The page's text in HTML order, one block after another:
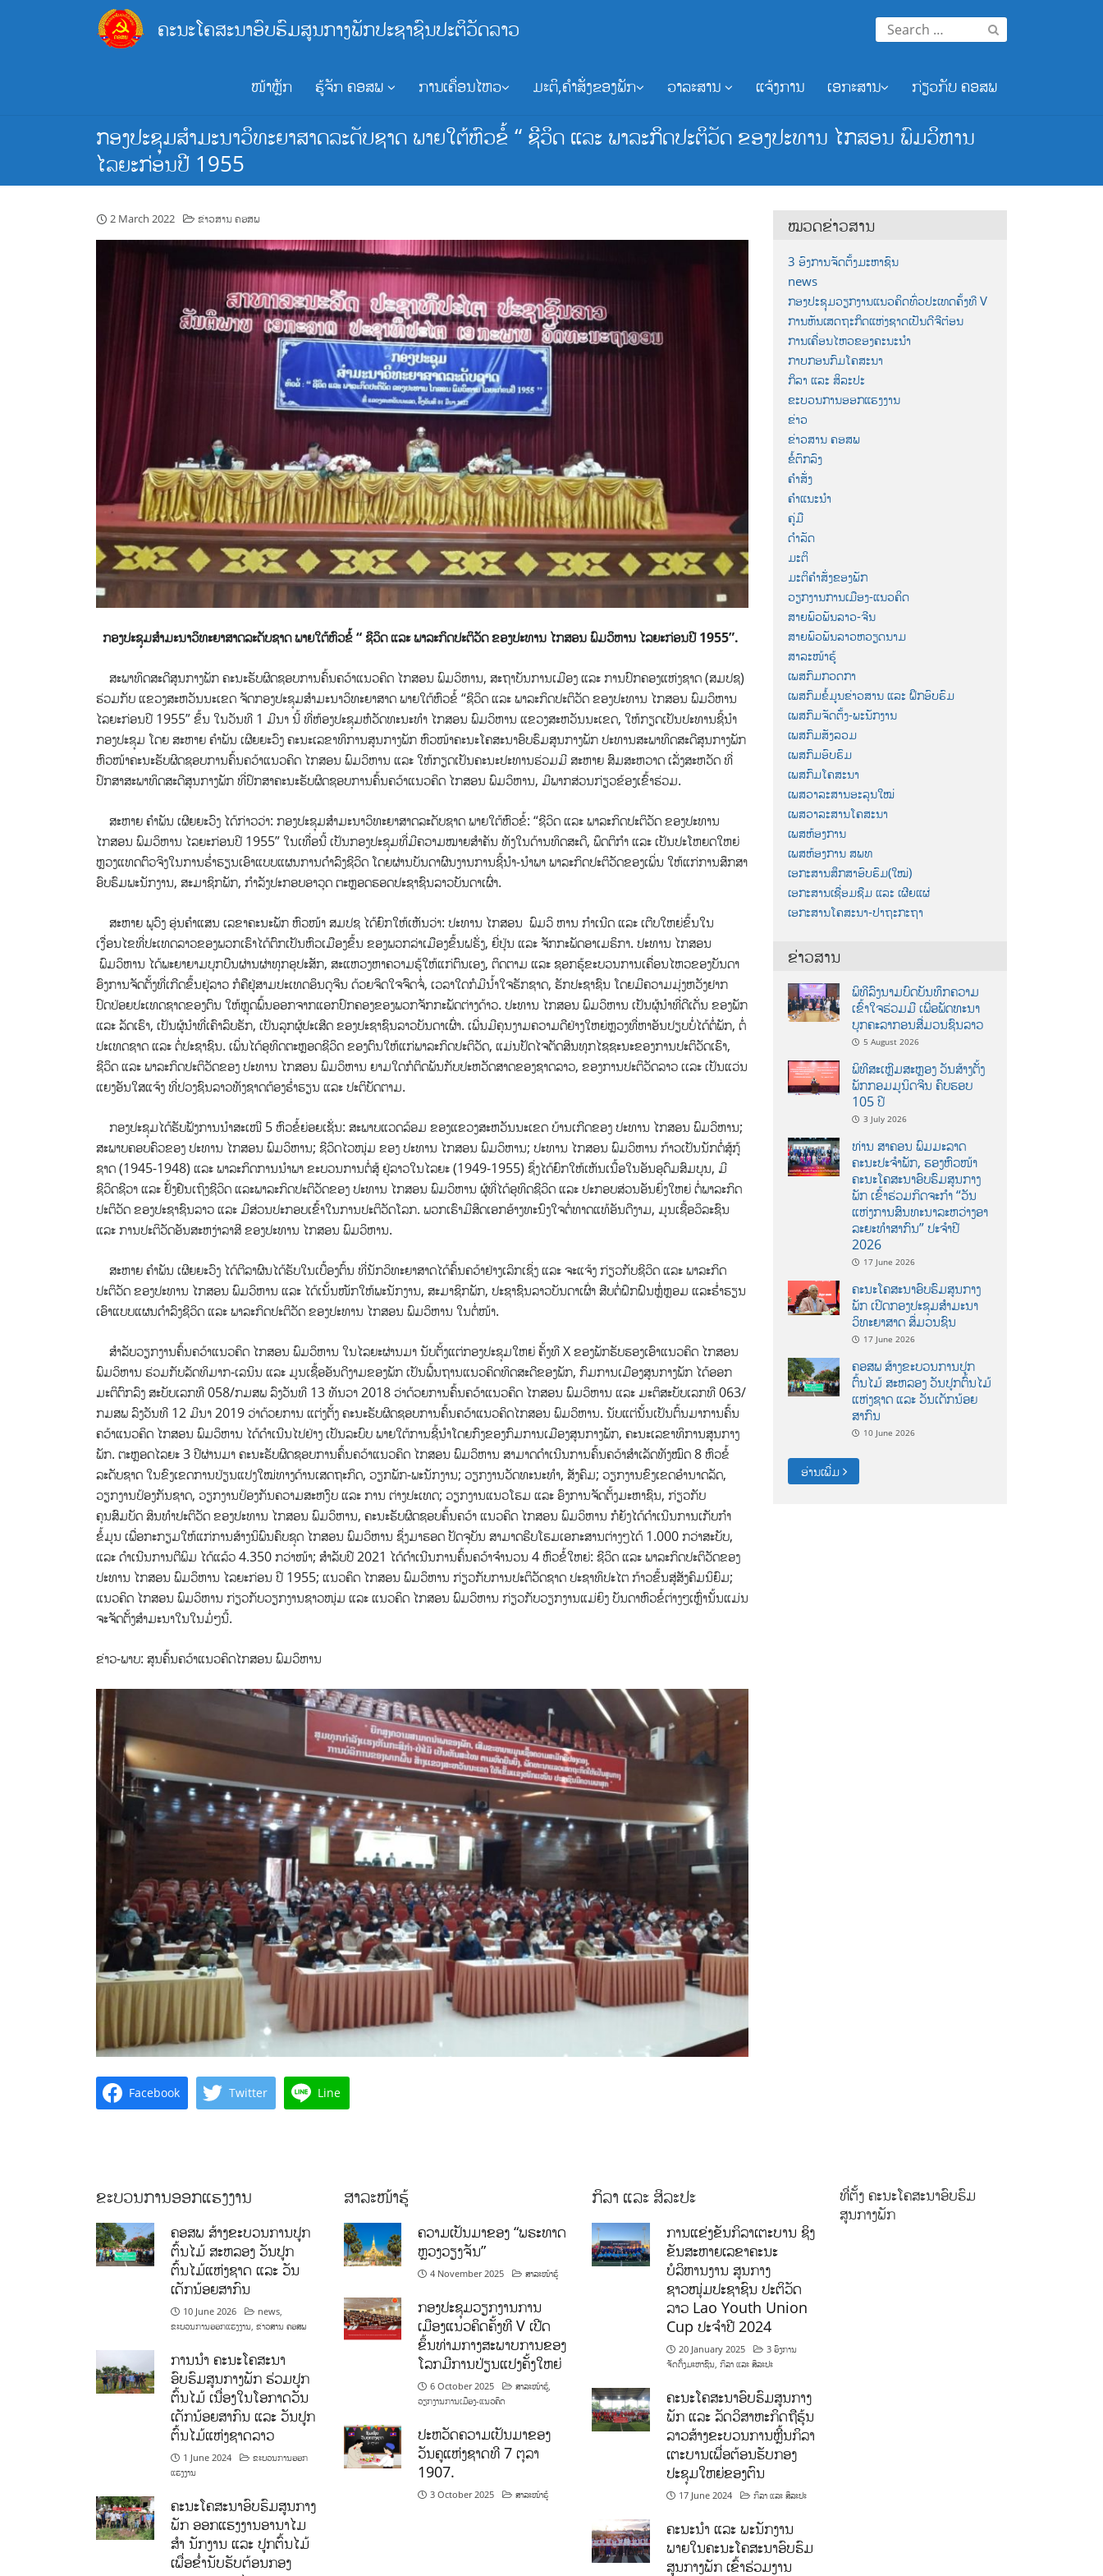
ຄະນະໂຄສະນາອົບຮົມສູນກາງພັກປະຊາຊົນປະຕິວັດລາວ
Search
for:
ໜ້າຫຼັກ ຮູ້ຈັກ ຄອສພ ການເຄື່ອນໄຫວ ມະຕິ,ຄຳສັ່ງຂອງພັກ ວາລະສານ ແຈ້ງການ ເອກະສານ ກ່ຽວກັບ ຄອສພ
ກອງປະຊຸມສຳມະນາວິທະຍາສາດລະດັບຊາດ ພາຍໃຕ້ຫົວຂໍ້ “ ຊີວິດ ແລະ ພາລະກິດປະຕິວັດ ຂອງປະທານ ໄກສອນ ພົມວິຫານ
ໄລຍະກ່ອນປີ 1955
2 March 2022 ຂ່າວສານ ຄອສພ
ກອງປະຊຸມສຳມະນາວິທະຍາສາດລະດັບຊາດ ພາຍໃຕ້ຫົວຂໍ້ “ ຊີວິດ ແລະ ພາລະກິດປະຕິວັດ ຂອງປະທານ ໄກສອນ ພົມວິຫານ ໄລຍະກ່ອນປີ 1955”.
ສະພາທິດສະດີສູນກາງພັກ ຄະນະຮັບຜິດຊອບການຄົ້ນຄວ້າແນວຄິດ ໄກສອນ ພົມວິຫານ, ສະຖາບັນການເມືອງ ແລະ ການປົກຄອງແຫ່ງຊາດ (ສມປຊ)
ຮ່ວມກັບ ແຂວງສະຫວັນນະເຂດ ຈັດກອງປະຊຸມສຳມະນາວິທະຍາສາດ ພາຍໃຕ້ຫົວຂໍ້ “ຊີວິດ ແລະ ພາລະກິດປະຕິວັດ ຂອງປະທານ ໄກສອນ ພົມວິຫານ
ໄລຍະກ່ອນປີ 1955” ຂຶ້ນ ໃນວັນທີ 1 ມີນາ ນີ້ ທີ່ຫ້ອງປະຊຸມຫໍວັດທະນະທຳ ໄກສອນ ພົມວິຫານ ແຂວງສະຫວັນນະເຂດ, ໃຫ້ກຽດເປັນປະທານຊີ້ນຳ
ກອງປະຊຸມ ໂດຍ ສະຫາຍ ຄໍາພັນ ເຜີຍຍະວົງ ຄະນະເລຂາທິການສູນກາງພັກ ຫົວໜ້າຄະນະໂຄສະນາອົບຮົມສູນກາງພັກ ປະທານສະພາທິດສະດີສູນກາງພັກ
ຫົວໜ້າຄະນະຮັບຜິດຊອບການຄົ້ນຄວ້າແນວຄິດ ໄກສອນ ພົມວິຫານ ແລະ ໃຫ້ກຽດເປັນຄະນະປະທານຮ່ວມມີ ສະຫາຍ ສົມສະຫວາດ ເລັ່ງສະຫວັດ ທີ່
ປຶກສາສະພາທິດສະດີສູນກາງພັກ ທີ່ປຶກສາຄະນະຮັບຜິດຊອບການຄົ້ນຄວ້າແນວຄິດ ໄກສອນ ພົມວິຫານ, ມີພາກສ່ວນກ່ຽວຂ້ອງເຂົ້າຮ່ວມ.
ສະຫາຍ ຄໍາພັນ ເຜີຍຍະວົງ ໄດ້ກ່າວວ່າ: ກອງປະຊຸມສຳມະນາວິທະຍາສາດລະດັບຊາດ ພາຍໃຕ້ຫົວຂໍ້: “ຊີວິດ ແລະ ພາລະກິດປະຕິວັດ ຂອງປະທານ
ໄກສອນ ພົມວິຫານ ໄລຍະກ່ອນປີ 1955” ໃນເທື່ອນີ້ ເປັນກອງປະຊຸມທີ່ມີຄວາມໝາຍສຳຄັນ ທັງໃນດ້ານທິດສະດີ, ພຶດຕິກຳ ແລະ ເປັນປະໂຫຍດໃຫຍ່
ຫຼວງແທດຕົວຈິງໃນການຮ່ຳຮຽນເອົາແບບແຜນການດຳລົງຊີວິດ ໂດຍຜ່ານບັນດາຜົນງານການຊີ້ນຳ-ນຳພາ ພາລະກິດປະຕິວັດຂອງເພິ່ນ ໃຫ້ແກ່ການສຶກສາ
ອົບຮົມພະນັກງານ, ສະມາຊິກພັກ, ກຳລັງປະກອບອາວຸດ ຕະຫຼອດຮອດປະຊາຊົນລາວບັນດາເຜົ່າ.
ສະຫາຍ ພູວົງ ອຸ່ນຄຳແສນ ເລຂາຄະນະພັກ ຫົວໜ້າ ສມປຊ ໄດ້ຍົກໃຫ້ເຫັນວ່າ: ປະທານ ໄກສອນ ພົມວິ ຫານ ກໍາເນີດ ແລະ ເຕີບໃຫຍ່ຂຶ້ນໃນ
ເງື່ອນໄຂທີ່ປະເທດລາວຂອງພວກເຮົາໄດ້ຕົກເປັນຫົວເມືອງຂຶ້ນ ຂອງພວກລ່າເມືອງຂຶ້ນຝຣັ່ງ, ຍີ່ປຸ່ນ ແລະ ຈັກກະພັດອາເມຣິກາ. ປະທານ ໄກສອນ
ພົມວິຫານ ໄດ້ພະຍາຍາມບຸກບືນຜ່ານຜ່າທຸກອຸປະສັກ, ສະແຫວງຫາຄວາມຮູ້ໃຫ້ແກ່ຕົນເອງ, ຕິດຕາມ ແລະ ຊອກຮູ້ຂະບວນການເຄື່ອນໄຫວຂອງບັນດາ
ອົງການຈັດຕັ້ງທີ່ເກີດຂຶ້ນຢູ່ລາວ ກໍຄືຢູ່ສາມປະເທດອິນດູຈີນ ດ້ວຍຈິດໃຈຈົດຈໍ່, ເວລາໃດກໍມີນໍ້າໃຈຮັກຊາດ, ຮັກປະຊາຊົນ ໂດຍມີຄວາມມຸ່ງຫວັງຢາກ
ປົດປ່ອຍປະເທດຊາດຂອງຕົນ ໃຫ້ຫຼຸດພົ້ນອອກຈາກແອກປົກຄອງຂອງພວກຈັກກະພັດຕ່າງດ້າວ. ປະທານ ໄກສອນ ພົມວິຫານ ເປັນຜູ້ນຳທີ່ດີເດັ່ນ ຂອງພັກ
ແລະ ລັດເຮົາ, ເປັນຜູ້ນຳທີ່ເຄົາລົບຮັກ, ເປັນລູກຜູ້ປະເສີດ ຂອງປະຊາຊົນລາວບັນດາເຜົ່າ. ເພີ່ນມີຄຸນງາມຄວາມດີຢ່າງໃຫຍ່ຫຼວງທີ່ຫາອັນປຽບບໍ່ໄດ້ຕໍ່ພັກ, ຕໍ່
ປະເທດຊາດ ແລະ ຕໍ່ປະຊາຊົນ. ເພິ່ນໄດ້ອຸທິດຕະຫຼອດຊີວິດ ຂອງຕົນໃຫ້ແກ່ພາລະກິດປະຕິວັດ, ແມ່ນປັດໄຈຕັດສິນທຸກໄຊຊະນະຂອງການປະຕິວັດເຮົາ,
ຊີວິດ ແລະ ພາລະກິດປະຕິວັດຂອງ ປະທານ ໄກສອນ ພົມວິຫານ ຍາມໃດກໍຕິດພັນກັບປະຫວັດສາດຂອງຊາດລາວ, ຂອງການປະຕິວັດລາວ ເເລະ ເປັນແວ່ນ
ແຍງອັນໃສແຈ້ງ ທີ່ປວງຊົນລາວທັງຊາດຕ້ອງຮ່ຳຮຽນ ແລະ ປະຕິບັດຕາມ.
ກອງປະຊຸມໄດ້ຮັບຟັງການນຳສະເໜີ 5 ຫົວຂໍ້ຍ່ອຍເຊັ່ນ: ສະພາບແວດລ້ອມ ຂອງແຂວງສະຫວັນນະເຂດ ບ້ານເກີດຂອງ ປະທານ ໄກສອນ ພົມວິຫານ;
ສະພາບຄອບຄົວຂອງ ປະທານ ໄກສອນ ພົມວິຫານ; ຊີວິດໄວໜຸ່ມ ຂອງ ປະທານ ໄກສອນ ພົມວິຫານ; ປະທານ ໄກສອນ ພົມວິຫານ ກ້າວເປັນນັກຕໍ່ສູ້ກູ້
ຊາດ (1945-1948) ແລະ ພາລະກິດການນໍາພາ ຂະບວນການຕໍ່ສູ້ ຢູ່ລາວໃນໄລຍະ (1949-1955) ຊຶ່ງໄດ້ຍົກໃຫ້ເຫັນເນື້ອໃນອັນອຸດົມສົມບູນ, ມີ
ຊີວິດຊີວາ ແລະ ຢັ້ງຢືນເຖິງຊີວິດ ແລະພາລະກິດປະຕິວັດຂອງ ປະທານ ໄກສອນ ພົມວິຫານ ຜູ້ທີ່ໄດ້ອຸທິດຊີວິດ ແລະ ປະກອບສ່ວນອັນຍິ່ງໃຫຍ່ ຕໍ່ພາລະກິດ
ປະຕິວັດ ຂອງປະຊາຊົນລາວ ແລະ ມີສ່ວນປະກອບເຂົ້າໃນການປະຕິວັດໂລກ. ພວກເຮົາມີສິດເອກອ້າງທະນົງໃຈຕໍ່ທາດແທ້ອັນດີງາມ, ມູນເຊື້ອວິລະຊົນ
ແລະ ການປະຕິວັດອັນສະຫງ່າລາສີ ຂອງປະທານ ໄກສອນ ພົມວິຫານ.
ສະຫາຍ ຄໍາພັນ ເຜີຍຍະວົງ ໄດ້ຕີລາຜົນໄດ້ຮັບໃນເບື້ອງຕົ້ນ ທີ່ນັກວິທະຍາສາດໄດ້ຄົ້ນຄວ້າຢ່າງເລິກເຊິ່ງ ແລະ ຈະແຈ້ງ ກ່ຽວກັບຊີວິດ ແລະ ພາລະກິດ
ປະຕິວັດ ຂອງປະທານ ໄກສອນ ພົມວິຫານ ແລະ ໄດ້ເນັ້ນໜັກໃຫ້ພະນັກງານ, ສະມາຊິກພັກ, ປະຊາຊົນລາວບັນດາເຜົ່າ ສືບຕໍ່ຝຶກຝົນຫຼໍ່ຫຼອມ ແລະຮ່ຳຮຽນ
ເອົາແບບແຜນດຳລົງຊີວິດ ແລະ ພາລະກິດປະຕິວັດ ຂອງປະທານ ໄກສອນ ພົມວິຫານ ໃນຕໍ່ໜ້າ.
ສຳລັບວຽກງານຄົ້ນຄວ້າແນວຄິດ ໄກສອນ ພົມວິຫານ ໃນໄລຍະຜ່ານມາ ນັບຕັ້ງແຕ່ກອງປະຊຸມໃຫຍ່ ຄັ້ງທີ X ຂອງພັກຮັບຮອງເອົາແນວຄິດ ໄກສອນ
ພົມວິຫານ ຮ່ວມກັບລັດທິມາກ-ເລນິນ ແລະ ມູນເຊື້ອອັນດີງາມຂອງພັກ ເປັນພື້ນຖານແນວຄິດທິດສະດີຂອງພັກ, ກົມການເມືອງສູນກາງພັກ ໄດ້ອອກ
ມະຕິຕົກລົງ ສະບັບເລກທີ 058/ກມສພ ລົງວັນທີ 13 ທັນວາ 2018 ວ່າດ້ວຍການຄົ້ນຄວ້າແນວຄິດ ໄກສອນ ພົມວິຫານ ແລະ ມະຕິສະບັບເລກທີ 063/
ກມສພ ລົງວັນທີ 12 ມີນາ 2019 ວ່າດ້ວຍການ ແຕ່ງຕັ້ງ ຄະນະຮັບຜິດຊອບການຄົ້ນຄວ້າແນວຄິດໄກສອນ ພົມວິຫານ. ນັບແຕ່ນັ້ນເປັນຕົ້ນມາການຄົ້ນ
ຄວ້າແນວຄິດ ໄກສອນ ພົມວິຫານ ໄດ້ດຳເນີນໄປຢ່າງ ເປັນລະບົບ ພາຍໃຕ້ການຊີ້ນຳໂດຍກົງຂອງກົມການເມືອງສູນກາງພັກ, ຄະນະເລຂາທິການສູນກາງ
ພັກ. ຕະຫຼອດໄລຍະ 3 ປີຜ່ານມາ ຄະນະຮັບຜິດຊອບການຄົ້ນຄວ້າແນວຄິດ ໄກສອນ ພົມວິຫານ ສາມາດດຳເນີນການຄົ້ນຄວ້າສຳເລັດທັງໝົດ 8 ຫົວຂໍ້
ລະດັບຊາດ ໃນຂົງເຂດການປ່ຽນແປງໃໝ່ທາງດ້ານເສດຖະກິດ, ວຽກພັກ-ພະນັກງານ; ວຽກງານວັດທະນະທຳ, ສັງຄົມ; ວຽກງານຂົງເຂດອຳນາດລັດ,
ວຽກງານປ້ອງກັນຊາດ, ວຽກງານປ້ອງກັນຄວາມສະຫງົບ ແລະ ການ ຕ່າງປະເທດ; ວຽກງານແນວໂຮມ ແລະ ອົງການຈັດຕັ້ງມະຫາຊົນ, ກ່ຽວກັບ
ຄຸນສົມບັດ ສິນທຳປະຕິວັດ ຂອງປະທານ ໄກສອນ ພົມວິຫານ, ຄະນະຮັບຜິດຊອບຄົ້ນຄວ້າ ແນວຄິດ ໄກສອນ ພົມວິຫານ ກໍຍັງໄດ້ດຳເນີນການເກັບກຳ
ຂໍ້ມູນ ເພື່ອກະກຽມໃຫ້ແກ່ການສ້າງນິພົນຄົບຊຸດ ໄກສອນ ພົມວິຫານ ຊຶ່ງມາຮອດ ປັດຈຸບັນ ສາມາດຮີບໂຮມເອກະສານຕ່າງໆໄດ້ 1.000 ກວ່າສະບັບ,
ແລະ ດຳເນີນການຕີພິມ ໄດ້ແລ້ວ 4.350 ກວ່າໜ້າ; ສຳລັບປີ 2021 ໄດ້ດຳເນີນການຄົ້ນຄວ້າຈຳນວນ 4 ຫົວຂໍ້ໃຫຍ່: ຊີວິດ ແລະ ພາລະກິດປະຕິວັດຂອງ
ປະທານ ໄກສອນ ພົມວິຫານ ໄລຍະກ່ອນ ປີ 1955; ແນວຄິດ ໄກສອນ ພົມວິຫານ ກ່ຽວກັບການປະຕິວັດຊາດ ປະຊາທິປະໄຕ ກ້າວຂຶ້ນສູ່ສັງຄົມນິຍົມ;
ແນວຄິດ ໄກສອນ ພົມວິຫານ ກ່ຽວກັບວຽກງານຊາວໜຸ່ມ ແລະ ແນວຄິດ ໄກສອນ ພົມວິຫານ ກ່ຽວກັບວຽກງານແມ່ຍິງ ບັນດາຫົວຂໍ້ຕ່າງໆເຫຼົ່ານັ້ນແມ່ນ
ຈະຈັດຕັ້ງສຳມະນາໃນໃນມໍ່ໆນີ້.
ຂ່າວ-ພາບ: ສູນຄົ້ນຄວ້າແນວຄິດໄກສອນ ພົມວິຫານ
Facebook Twitter Line
ໝວດຂ່າວສານ
3 ອົງການຈັດຕັ້ງມະຫາຊົນ
news
ກອງປະຊຸມວຽກງານແນວຄິດທົ່ວປະເທດຄັ້ງທີ V
ການຫັນເສດຖະກິດແຫ່ງຊາດເປັນດີຈີຕ໋ອນ
ການເຄື່ອນໄຫວຂອງຄະນະນຳ
ກາບກອນກົມໂຄສະນາ
ກິລາ ແລະ ສິລະປະ
ຂະບວນການອອກແຮງງານ
ຂ່າວ
ຂ່າວສານ ຄອສພ
ຂໍ້ຕົກລົງ
ຄຳສັ່ງ
ຄຳແນະນຳ
ຄູ່ມື
ດຳລັດ
ມະຕິ
ມະຕິຄຳສັ່ງຂອງພັກ
ວຽກງານການເມືອງ-ແນວຄິດ
ສາຍພົວພັນລາວ-ຈີນ
ສາຍພົວພັນລາວຫວຽດນາມ
ສາລະໜ້າຮູ້
ເພສກົມກວດກາ
ເພສກົມຂໍ້ມູນຂ່າວສານ ແລະ ຝຶກອົບຮົມ
ເພສກົມຈັດຕັ້ງ-ພະນັກງານ
ເພສກົມສັງລວມ
ເພສກົມອົບຮົມ
ເພສກົມໂຄສະນາ
ເພສວາລະສານອະລຸນໃໝ່
ເພສວາລະສານໂຄສະນາ
ເພສຫ້ອງການ
ເພສຫ້ອງການ ສພທ
ເອກະສານສຶກສາອົບຮົມ(ໃໝ່)
ເອກະສານເຊື່ອມຊືມ ແລະ ເຜີຍແຜ່
ເອກະສານໂຄສະນາ-ປາຖະກະຖາ
ຂ່າວສານ
ພິທີລົງນາມບົດບັນທຶກຄວາມ
ເຂົ້າໃຈຮ່ວມມື ເພື່ອພັດທະນາ
ບຸກຄະລາກອນສື່ມວນຊົນລາວ
5 August 2026
ພິທີສະເຫຼີມສະຫຼອງ ວັນສ້າງຕັ້ງ
ພັກກອມມູນິດຈີນ ຄົບຮອບ
105 ປີ
3 July 2026
ທ່ານ ສາຄອນ ພົມມະລາດ
ຄະນະປະຈໍາພັກ, ຮອງຫົວໜ້າ
ຄະນະໂຄສະນາອົບຮົມສູນກາງ
ພັກ ເຂົ້າຮ່ວມກິດຈະກຳ “ວັນ
ແຫ່ງການສົນທະນາລະຫວ່າງອາ
ລະຍະທຳສາກົນ” ປະຈຳປີ
2026
17 June 2026
ຄະນະໂຄສະນາອົບຮົມສູນກາງ
ພັກ ເປີດກອງປະຊຸມສຳມະນາ
ວິທະຍາສາດ ສຶ່ມວນຊົນ
17 June 2026
ຄອສພ ສ້າງຂະບວນການປູກ
ຕົ້ນໄມ້ ສະຫລອງ ວັນປູກຕົ້ນໄມ້
ແຫ່ງຊາດ ແລະ ວັນເດັກນ້ອຍ
ສາກົນ
10 June 2026
ອ່ານເພີ່ມ
ຂະບວນການອອກແຮງງານ
ຄອສພ ສ້າງຂະບວນການປູກ
ຕົ້ນໄມ້ ສະຫລອງ ວັນປູກ
ຕົ້ນໄມ້ແຫ່ງຊາດ ແລະ ວັນ
ເດັກນ້ອຍສາກົນ
10 June 2026 news,
ຂະບວນການອອກແຮງງານ ຂ່າວສານ ຄອສພ
ການນໍາ ຄະນະໂຄສະນາ
ອົບຮົມສູນກາງພັກ ຮ່ວມປູກ
ຕົ້ນໄມ້ ເນື່ອງໃນໂອກາດວັນ
ເດັກນ້ອຍສາກົນ ແລະ ວັນປູກ
ຕົ້ນໄມ້ແຫ່ງຊາດລາວ
1 June 2024
ຂະບວນການອອກ
ແຮງງານ
ຄະນະໂຄສະນາອົບຮົມສູນກາງ
ພັກ ອອກແຮງງານອານາໄມ
ສໍາ ນັກງານ ແລະ ປູກຕົ້ນໄມ້
ເພື່ອຂໍ່ານັບຮັບຕ້ອນກອງ
ສາລະໜ້າຮູ້
ຄວາມເປັນມາຂອງ “ພຣະທາດ
ຫຼວງວຽງຈັນ”
4 November 2025 ສາລະໜ້າຮູ້
ກອງປະຊຸມວຽກງານການ
ເມືອງແນວຄິດຄັ້ງທີ V ເປີດ
ຂຶ້ນທ່າມກາງສະພາບການຂອງ
ໂລກມີການປ່ຽນແປງຄັ້ງໃຫຍ່
6 October 2025 ສາລະໜ້າຮູ້
ວຽກງານການເມືອງ-ແນວຄິດ
ປະຫວັດຄວາມເປັນມາຂອງ
ວັນຄູແຫ່ງຊາດທີ 7 ຕຸລາ
1907.
3 October 2025 ສາລະໜ້າຮູ້
ກິລາ ແລະ ສິລະປະ
ການແຂ່ງຂັນກິລາເຕະບານ ຊິງ
ຂັນສະຫາຍເລຂາຄະນະ
ບໍລິຫານງານ ສູນກາງ
ຊາວໜຸ່ມປະຊາຊົນ ປະຕິວັດ
ລາວ Lao Youth Union
Cup ປະຈຳປີ 2024
20 January 2025
3 ອົງການ
ຈັດຕັ້ງມະຫາຊົນ ກິລາ ແລະ ສິລະປະ
ຄະນະໂຄສະນາອົບຮົມສູນກາງ
ພັກ ແລະ ລັດວິສາຫະກິດຖືຮຸ້ນ
ລາວສ້າງຂະບວນການຫຼີ້ນກິລາ
ເຕະບານເພື່ອຕ້ອນຮັບກອງ
ປະຊຸມໃຫຍ່ຂອງຕົນ
17 June 2024 ກິລາ ແລະ ສິລະປະ
ຄະນະນຳ ແລະ ພະນັກງານ
ພາຍໃນຄະນະໂຄສະນາອົບຮົມ
ສູນກາງພັກ ເຂົ້າຮ່ວມງານ
ທີ່ຕັ້ງ ຄະນະໂຄສະນາອົບຮົມ
ສູນກາງພັກ